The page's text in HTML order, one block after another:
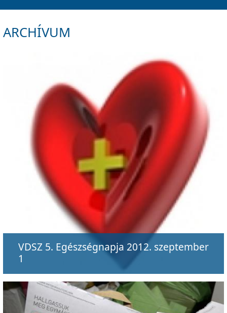
ARCHÍVUM
VDSZ 5. Egészségnapja 2012. szeptember
1